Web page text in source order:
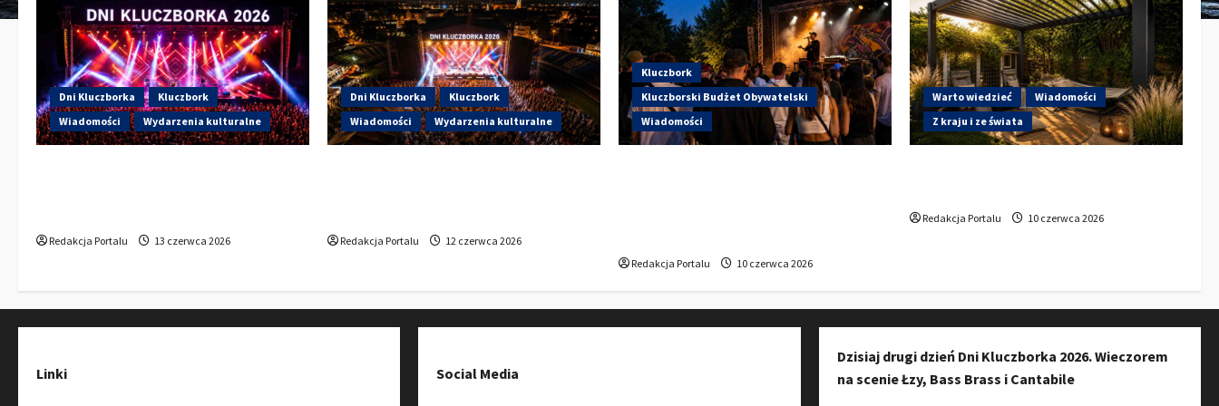
Dni Kluczborka
Kluczbork
Wiadomości
Wydarzenia kulturalne
Redakcja Portalu 13 czerwca 2026
Dni Kluczborka
Kluczbork
Wiadomości
Wydarzenia kulturalne
Redakcja Portalu 12 czerwca 2026
Kluczbork
Kluczborski Budżet Obywatelski
Wiadomości
Redakcja Portalu 10 czerwca 2026
Warto wiedzieć
Wiadomości
Z kraju i ze świata
Redakcja Portalu 10 czerwca 2026
Linki Social Media
Dzisiaj drugi dzień Dni Kluczborka 2026. Wieczorem
na scenie Łzy, Bass Brass i Cantabile